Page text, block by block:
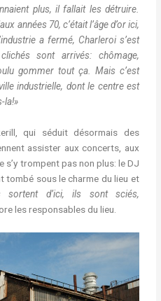
plus, il fallait les détruire.
années 70, c’était l’âge d’or ici,
a fermé, Charleroi s’est
sont arrivés: chômage,
gommer tout ça. Mais c’est
industrielle, dont le centre est
la!»
qui séduit désormais des
assister aux concerts, aux
s’y trompent pas non plus: le DJ
tombé sous le charme du lieu et
sortent d’ici, ils sont sciés,
les responsables du lieu.